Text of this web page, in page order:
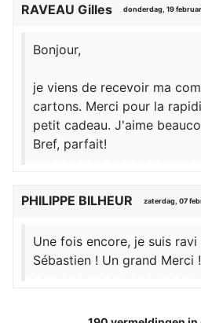
RAVEAU Gilles donderdag, 19
Bonjour,
je viens de recevoir ma
cartons. Merci pour la
petit cadeau. J'aime
Bref, parfait!
PHILIPPE BILHEUR zaterdag, 07
Une fois encore, je suis
Sébastien ! Un grand Merci !